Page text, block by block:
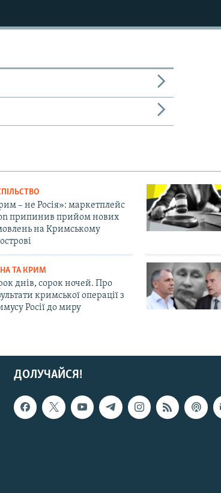
– не Росія»: маркетплейс
припинив прийом нових
на Кримському
ТА КРИМ
днів, сорок ночей. Про
кримської операції з
Росії до миру
ДОЛУЧАЙСЯ!